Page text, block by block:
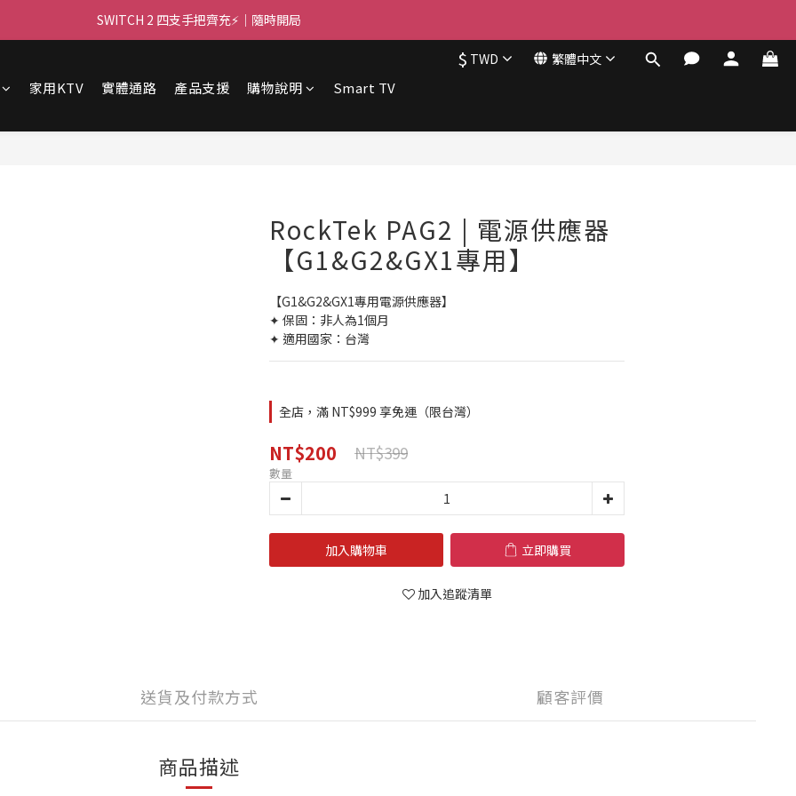
🌌 高亮大畫面 🏃 ｜PJ400 投影機等你！
SWITCH 2 四支手把齊充⚡｜隨時開局
$ TWD 繁體中文
家用KTV 實體通路 產品支援 購物說明 Smart TV
RockTek PAG2 | 電源供應器
【G1&G2&GX1專用】
【G1&G2&GX1專用電源供應器】
✦ 保固：非人為1個月
✦ 適用國家：台灣
全店，滿 NT$999 享免運（限台灣）
NT$200 NT$399
數量
加入購物車 立即購買
加入追蹤清單
送貨及付款方式 顧客評價
商品描述